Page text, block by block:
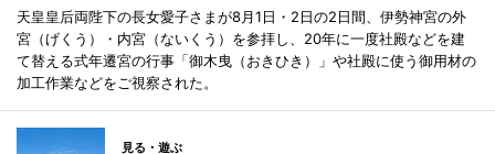
天皇皇后両陛下の長女愛子さまが8月1日・2日の2日間、伊勢神宮の外
宮（げくう）・内宮（ないくう）を参拝し、20年に一度社殿などを建
て替える式年遷宮の行事「御木曳（おきひき）」や社殿に使う御用材の
加工作業などをご視察された。
見る・遊ぶ